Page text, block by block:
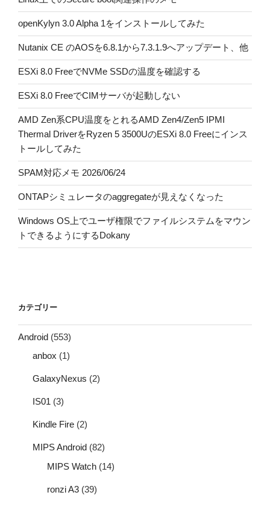
openKylyn 3.0 Alpha 1をインストールしてみた
Nutanix CE のAOSを6.8.1から7.3.1.9へアップデート、他
ESXi 8.0 FreeでNVMe SSDの温度を確認する
ESXi 8.0 FreeでCIMサーバが起動しない
AMD Zen系CPU温度をとれるAMD Zen4/Zen5 IPMI
Thermal DriverをRyzen 5 3500UのESXi 8.0 Freeにインス
トールしてみた
SPAM対応メモ 2026/06/24
ONTAPシミュレータのaggregateが見えなくなった
Windows OS上でユーザ権限でファイルシステムをマウン
トできるようにするDokany
カテゴリー
Android (553)
anbox (1)
GalaxyNexus (2)
IS01 (3)
Kindle Fire (2)
MIPS Android (82)
MIPS Watch (14)
ronzi A3 (39)